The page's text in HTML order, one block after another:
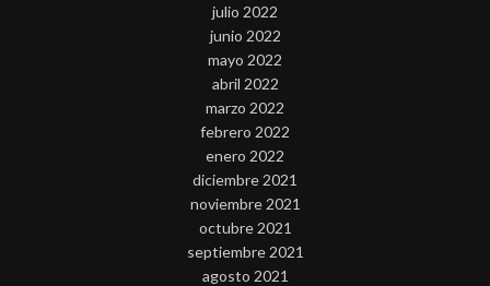
julio 2022
junio 2022
mayo 2022
abril 2022
marzo 2022
febrero 2022
enero 2022
diciembre 2021
noviembre 2021
octubre 2021
septiembre 2021
agosto 2021